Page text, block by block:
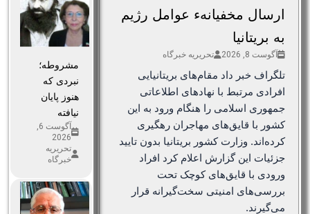
ارسال مخفیانهء عوامل رژیم
به بریتانیا
آگوست 8, 2026 تحریریه خبرگاه
تلگراف خبر داد مقام‌های بریتانیایی
افرادی مرتبط با نهادهای اطلاعاتی
جمهوری اسلامی را هنگام ورود به این
کشور با قایق‌های مهاجران رهگیری
کرده‌اند. وزارت کشور بریتانیا بدون تایید
جزئیات این گزارش اعلام کرد افراد
ورودی با قایق‌های کوچک تحت
بررسی‌های امنیتی سخت‌گیرانه قرار
می‌گیرند.
مشروطه؛
نبردی که
هنوز پایان
نیافته
آگوست 6,
2026
تحریریه
خبرگاه